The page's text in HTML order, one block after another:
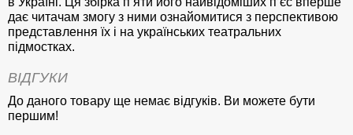
дає читачам змогу з ними ознайомитися з перспективою
представлення їх і на українських театральних
підмостках.
ВІДГУКИ
До даного товару ще немає відгуків. Ви можете бути
першим!